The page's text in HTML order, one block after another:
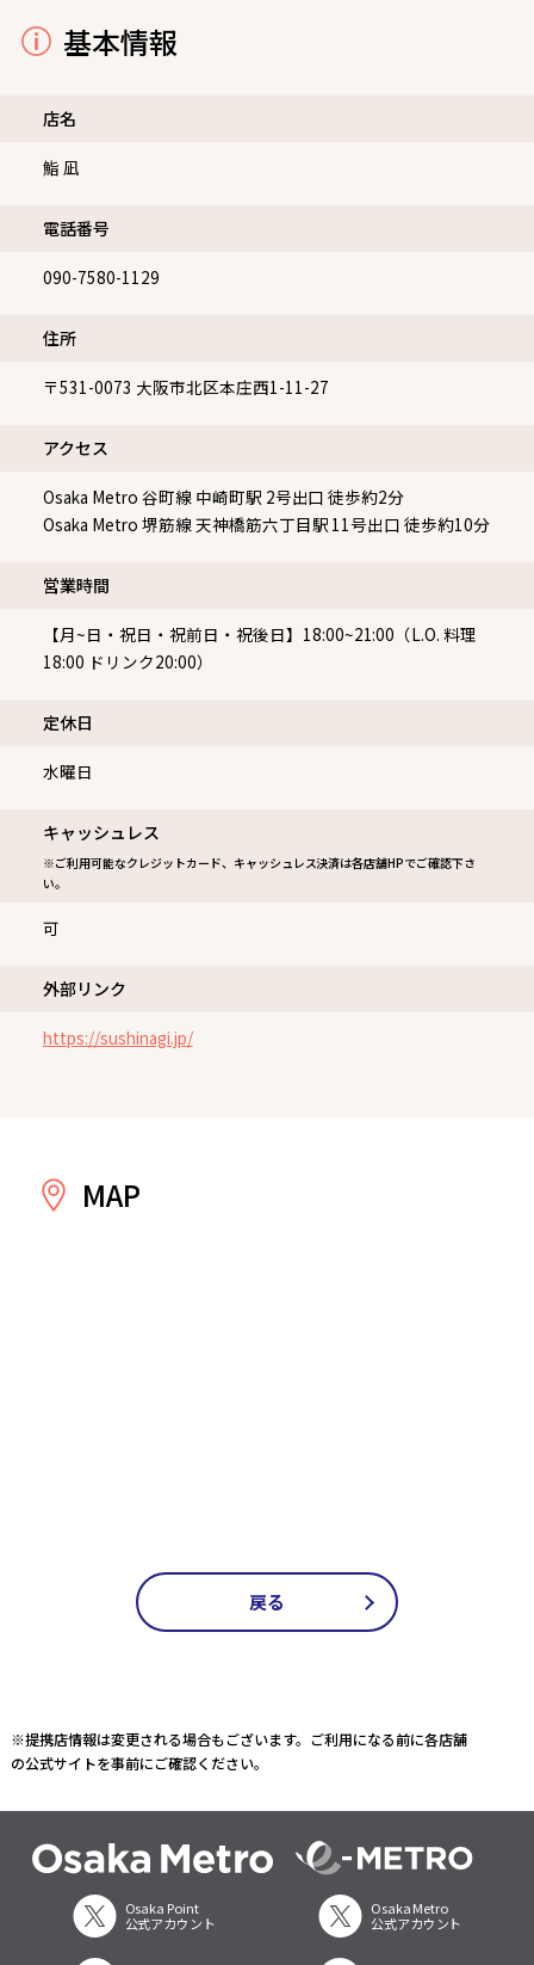
結晶であり、食通の方々からも高い評価をいただいており
ます。
基本情報
店名
鮨 凪
電話番号
090-7580-1129
住所
〒531-0073 大阪市北区本庄西1-11-27
アクセス
Osaka Metro 谷町線 中崎町駅 2号出口 徒歩約2分
Osaka Metro 堺筋線 天神橋筋六丁目駅 11号出口 徒歩約10分
営業時間
【月~日・祝日・祝前日・祝後日】18:00~21:00（L.O. 料理
18:00 ドリンク20:00）
定休⽇
水曜日
キャッシュレス
※ご利用可能なクレジットカード、キャッシュレス決済は各店舗HPでご確認下さ
い。
可
外部リンク
https://sushinagi.jp/
MAP
戻る
※提携店情報は変更される場合もございます。ご利用になる前に各店舗
の公式サイトを事前にご確認ください。
Osaka Point
公式アカウント
Osaka Metro
公式アカウント